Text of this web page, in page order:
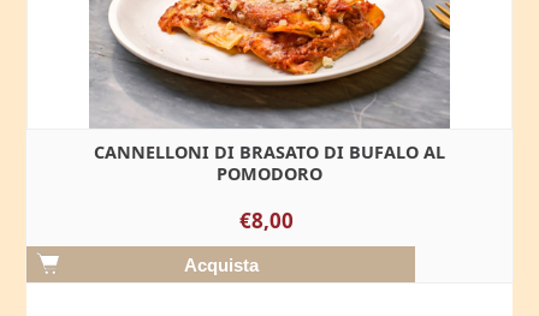
CANNELLONI DI BRASATO DI BUFALO AL
POMODORO
€8,00